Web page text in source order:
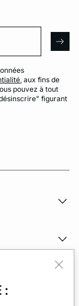
:
, aux fins de
pouvez à tout
figurant